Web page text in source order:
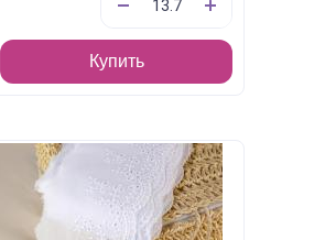
Купить